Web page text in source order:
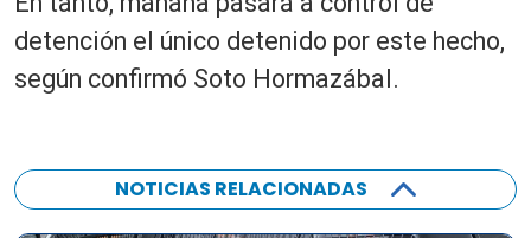
detención el único detenido por este hecho,
según confirmó Soto Hormazábal.
NOTICIAS RELACIONADAS